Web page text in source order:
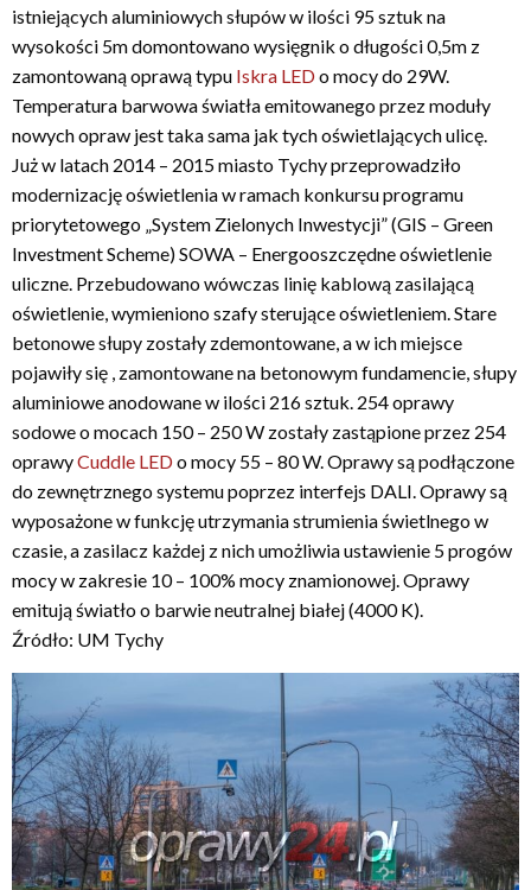
istniejących aluminiowych słupów w ilości 95 sztuk na
wysokości 5m domontowano wysięgnik o długości 0,5m z
zamontowaną oprawą typu Iskra LEDo mocy do 29W.
Temperatura barwowa światła emitowanego przez moduły
nowych opraw jest taka sama jak tych oświetlających ulicę.
Już w latach 2014 – 2015 miasto Tychy przeprowadziło
modernizację oświetlenia w ramach konkursu programu
priorytetowego „System Zielonych Inwestycji” (GIS – Green
Investment Scheme) SOWA – Energooszczędne oświetlenie
uliczne. Przebudowano wówczas linię kablową zasilającą
oświetlenie, wymieniono szafy sterujące oświetleniem. Stare
betonowe słupy zostały zdemontowane, a w ich miejsce
pojawiły się , zamontowane na betonowym fundamencie, słupy
aluminiowe anodowane w ilości 216 sztuk. 254 oprawy
sodowe o mocach 150 – 250 W zostały zastąpione przez 254
oprawyCuddle LEDo mocy 55 – 80 W. Oprawy są podłączone
do zewnętrznego systemu poprzez interfejs DALI. Oprawy są
wyposażone w funkcję utrzymania strumienia świetlnego w
czasie, a zasilacz każdej z nich umożliwia ustawienie 5 progów
mocy w zakresie 10 – 100% mocy znamionowej. Oprawy
emitują światło o barwie neutralnej białej (4000 K).
Źródło: UM Tychy